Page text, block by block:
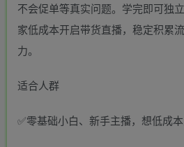
不会促单等真实问题。学完即可独
家低成本开启带货直播，稳定积累
力。
适合人群
✅零基础小白、新手主播，想低成